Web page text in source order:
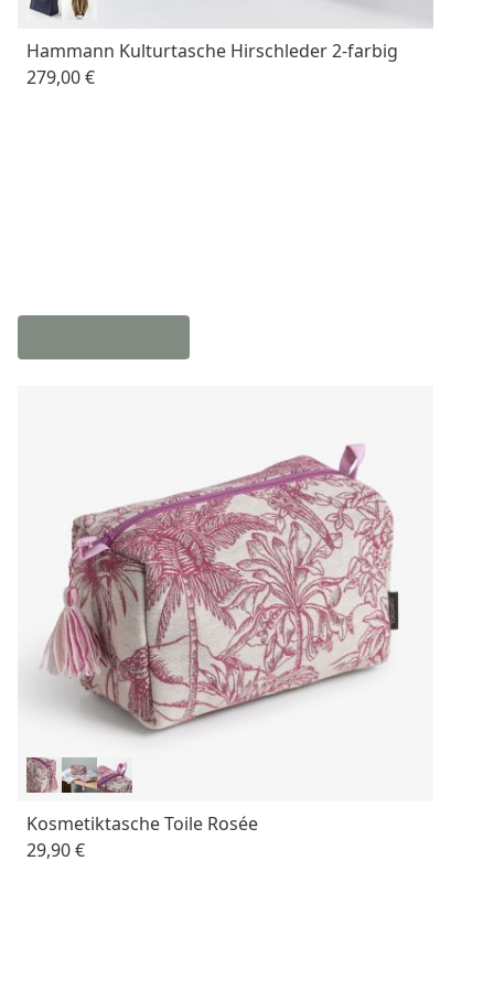
Hammann Kulturtasche Hirschleder 2-farbig
279,00 €
Kosmetiktasche Toile Rosée
29,90 €